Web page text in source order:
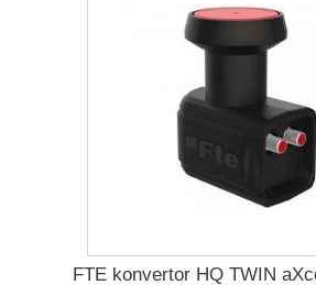
FTE konvertor HQ TWIN